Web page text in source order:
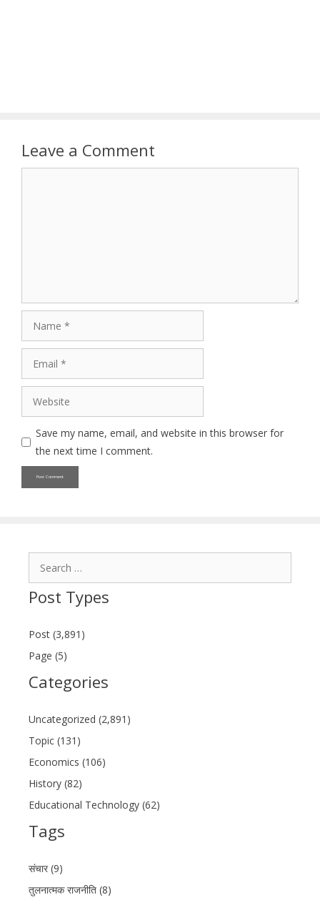
Leave a Comment
Website
Save my name, email, and website in this browser for
the next time I comment.
Post Types
Post (3,891)
Page (5)
Categories
Uncategorized (2,891)
Topic (131)
Economics (106)
History (82)
Educational Technology (62)
Tags
संचार (9)
तुलनात्मक राजनीति (8)